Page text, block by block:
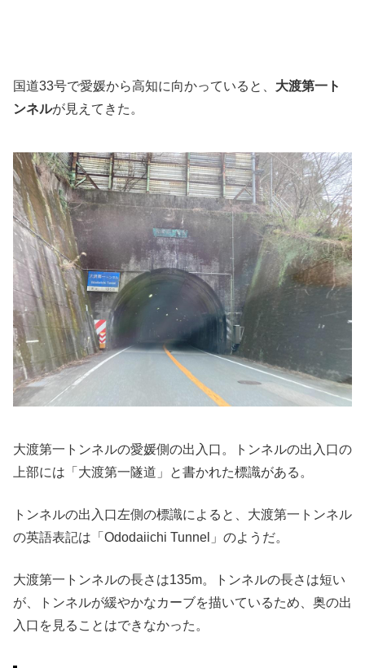
国道33号で愛媛から高知に向かっていると、 大渡第一ト
ンネルが見えてきた。
大渡第一トンネルの愛媛側の出入口。トンネルの出入口の
上部には「大渡第一隧道」と書かれた標識がある。
トンネルの出入口左側の標識によると、大渡第一トンネル
の英語表記は「Ododaiichi Tunnel」のようだ。
大渡第一トンネルの長さは135m。トンネルの長さは短い
が、トンネルが緩やかなカーブを描いているため、奥の出
入口を見ることはできなかった。